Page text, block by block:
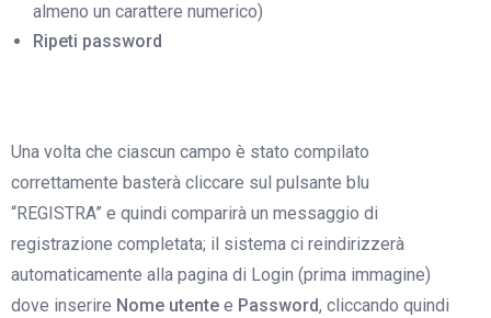
almeno un carattere numerico)
Ripeti password
Una volta che ciascun campo è stato compilato
correttamente basterà cliccare sul pulsante blu
“REGISTRA” e quindi comparirà un messaggio di
registrazione completata; il sistema ci reindirizzerà
automaticamente alla pagina di Login (prima immagine)
dove inserire Nome utente e Password, cliccando quindi